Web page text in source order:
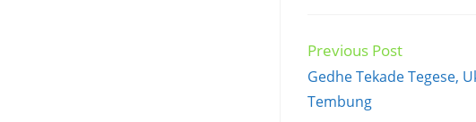
Read
articles
Previous Post
Gedhe Tekade Tegese,
Tembung